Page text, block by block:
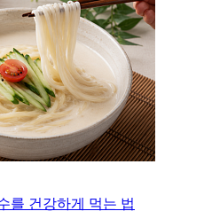
를 건강하게 먹는 법